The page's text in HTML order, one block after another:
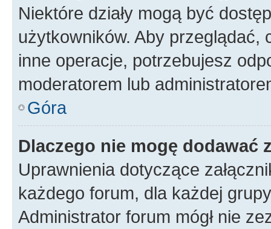
Niektóre działy mogą być
użytkowników. Aby
inne operacje, potrzebujesz
moderatorem lub
Góra
Dlaczego nie mogę dodawać
Uprawnienia dotyczące
każdego forum, dla każdej
Administrator forum mógł nie